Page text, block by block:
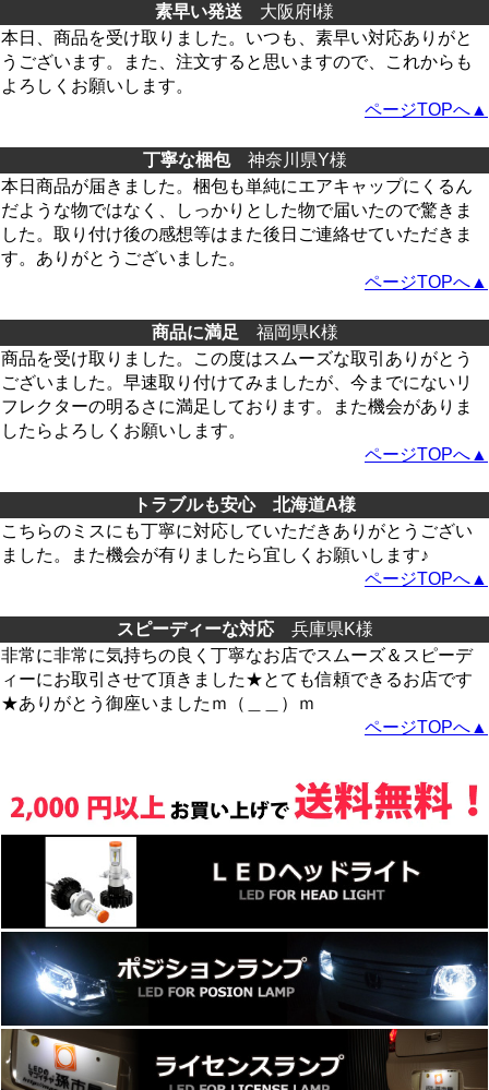
素早い発送 大阪府I様
本日、商品を受け取りました。いつも、素早い対応ありがと
うございます。また、注文すると思いますので、これからも
よろしくお願いします。
ページTOPへ▲
丁寧な梱包神奈川県Y様
本日商品が届きました。梱包も単純にエアキャップにくるん
だような物ではなく、しっかりとした物で届いたので驚きま
した。取り付け後の感想等はまた後日ご連絡せていただきま
す。ありがとうございました。
ページTOPへ▲
商品に満足 福岡県K様
商品を受け取りました。この度はスムーズな取引ありがとう
ございました。早速取り付けてみましたが、今までにないリ
フレクターの明るさに満足しております。また機会がありま
したらよろしくお願いします。
ページTOPへ▲
トラブルも安心 北海道A様
こちらのミスにも丁寧に対応していただきありがとうござい
ました。また機会が有りましたら宜しくお願いします♪
ページTOPへ▲
スピーディーな対応兵庫県K様
非常に非常に気持ちの良く丁寧なお店でスムーズ＆スピーデ
ィーにお取引させて頂きました★とても信頼できるお店です
★ありがとう御座いましたｍ（＿＿）ｍ
ページTOPへ▲